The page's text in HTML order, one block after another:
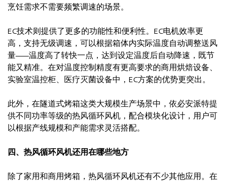
烹饪需求不需要频繁调速的场景。
EC技术则提供了更多的功能性和便利性。EC电机效率更
高，支持无级调速，可以根据箱体内实际温度自动调整送风
量——温度高了转快一点，达到设定温度后自动降速，既节
能又精准。在对温度控制精度有更高要求的商用烘焙设备、
实验室温控柜、医疗灭菌设备中，EC方案的优势更突出。
此外，在隧道式烤箱这类大规模生产场景中，依必安派特提
供不同功率等级的热风循环风机，配合模块化设计，用户可
以根据产线规模和产能需求灵活搭配。
四、热风循环风机还用在哪些地方
除了家用和商用烤箱，热风循环风机还有不少其他应用。在